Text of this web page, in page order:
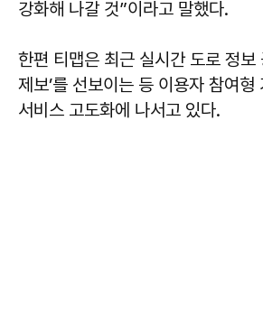
강화해 나갈 것”이라고 말했다.
한편 티맵은 최근 실시간 도로 정보
제보’를 선보이는 등 이용자 참여형
서비스 고도화에 나서고 있다.